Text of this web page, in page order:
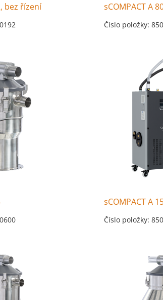
bez řízení sCOMPACT A
Číslo položky:
sCOMPACT A
Číslo položky: